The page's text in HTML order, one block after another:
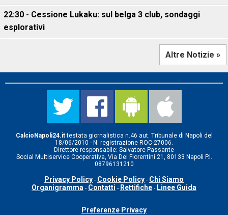
22:30 - Cessione Lukaku: sul belga 3 club, sondaggi
esplorativi
Altre Notizie »
CalcioNapoli24.ittestata giornalistica n.46 aut. Tribunale di Napoli del
18/06/2010 - N. registrazione ROC-27006.
Direttore responsabile: Salvatore Passante
Social Multiservice Cooperativa, Via Dei Fiorentini 21, 80133 Napoli P.I.
08796131210
Privacy Policy - Cookie Policy - Chi Siamo
Organigramma - Contatti - Rettifiche - Linee Guida
Preferenze Privacy